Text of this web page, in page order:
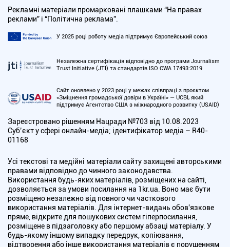
Рекламні матеріали промарковані плашками “На правах
реклами” і “Політична реклама”.
У 2025 році роботу медіа підтримує Європейський союз
Незалежна сертифікація відповідно до програми Journalism
Trust Initiative (JTI) та стандартів ISO CWA 17493:2019
Сайт оновлено у 2023 році у межах співпраці з проєктом
«Зміцнення громадської довіри в Україні» — UCBI, який
підтримує Агентство США з міжнародного розвитку (USAID)
Зареєстровано рішенням Нацради №703 від 10.08.2023
Cуб’єкт у сфері онлайн-медіа; ідентифікатор медіа – R40-
01168
Усі текстові та медійні матеріали сайту захищені авторськими
правами відповідно до чинного законодавства.
Використання будь-яких матеріалів, розміщених на сайті,
дозволяється за умови посилання на 1kr.ua. Воно має бути
розміщено незалежно від повного чи часткового
використання матеріалів. Для інтернет-видань обов'язкове
пряме, відкрите для пошукових систем гіперпосилання,
розміщене в підзаголовку або першому абзаці матеріалу. У
будь-якому іншому випадку передрук, копіювання,
відтворення або інше використання матеріалів є порушенням